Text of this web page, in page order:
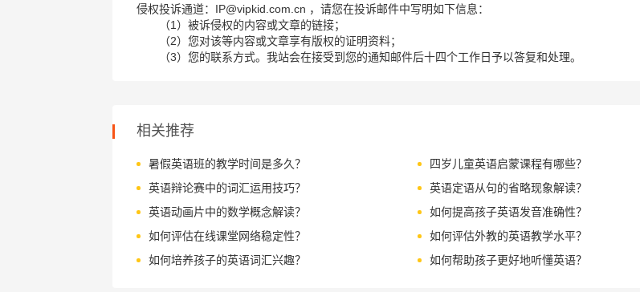
侵权投诉通道：IP@vipkid.com.cn ，请您在投诉邮件中写明如下信息：
（1）被诉侵权的内容或文章的链接；
（2）您对该等内容或文章享有版权的证明资料；
（3）您的联系方式。我站会在接受到您的通知邮件后十四个工作日予以答复和处理。
相关推荐
暑假英语班的教学时间是多久？
四岁儿童英语启蒙课程有哪些？
英语辩论赛中的词汇运用技巧？
英语定语从句的省略现象解读？
英语动画片中的数学概念解读？
如何提高孩子英语发音准确性？
如何评估在线课堂网络稳定性？
如何评估外教的英语教学水平？
如何培养孩子的英语词汇兴趣？
如何帮助孩子更好地听懂英语？